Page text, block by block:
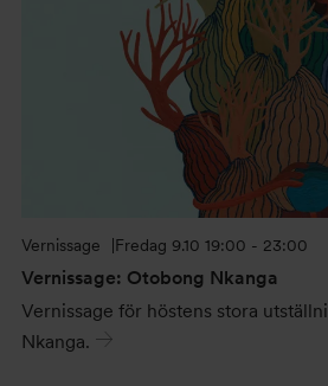
Fredag 9.10 19:00 - 23:00
Vernissage
Vernissage: Otobong Nkanga
Vernissage för höstens stora
Nkanga.